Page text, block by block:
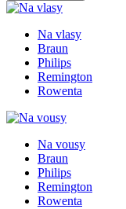
Na vlasy
Braun
Philips
Remington
Rowenta
Na vousy
Braun
Philips
Remington
Rowenta